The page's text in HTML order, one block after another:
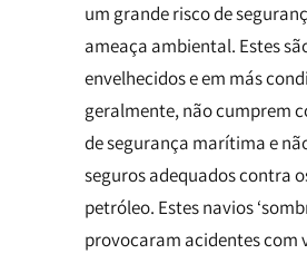
um grande risco de
ameaça ambiental. Estes
envelhecidos e em más
geralmente, não cumprem
de segurança marítima e
seguros adequados contra
petróleo. Estes navios
provocaram acidentes com